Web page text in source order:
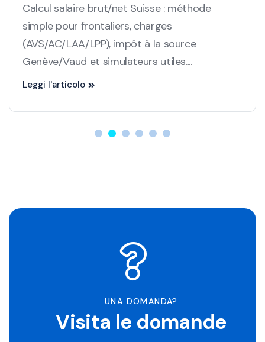
Calcul salaire brut/net Suisse : méthode
simple pour frontaliers, charges
(AVS/AC/LAA/LPP), impôt à la source
Genève/Vaud et simulateurs utiles....
Leggi l'articolo
UNA DOMANDA?
Visita le domande